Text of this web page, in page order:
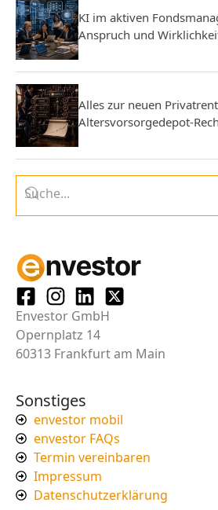
KI im aktiven
Anspruch und
Alles zur neuen
Altersvorsorgedepot-
Envestor GmbH
Opernplatz 14
60313 Frankfurt am Main
Sonstiges
envestor mobil
envestor FAQs
Termin vereinbaren
Impressum
Datenschutzerklärung